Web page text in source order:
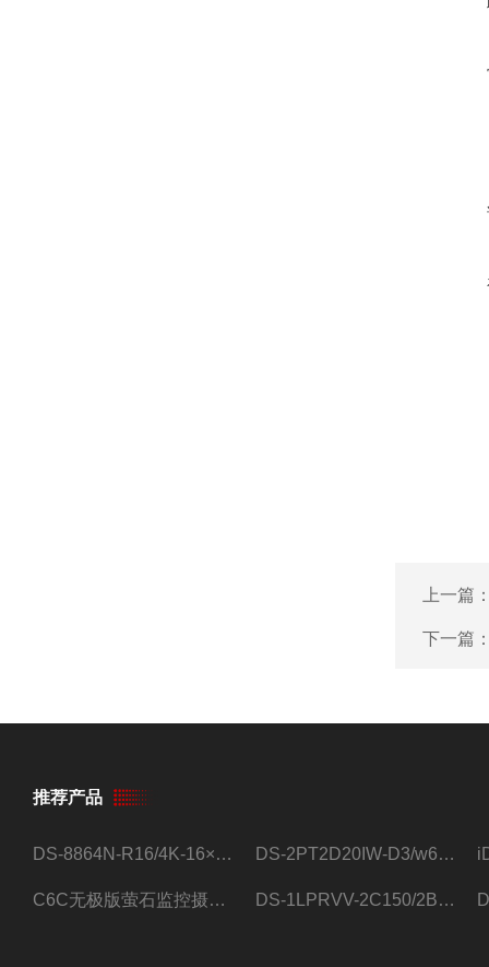
上一篇
下一篇
推荐产品
DS-8864N-R16/4K-16×4T/希捷16盘位录像机 DS-2PT2D20IW-D3/w64路高清硬盘录像机
C6C无极版萤石监控摄像头 DS-1LPRVV-2C150/2B监控室外夜视高清电源线护套线200米/卷